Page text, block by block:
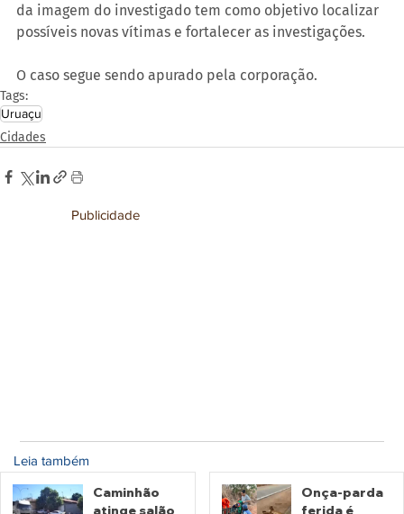
da imagem do investigado tem como objetivo localizar
possíveis novas vítimas e fortalecer as investigações.
O caso segue sendo apurado pela corporação.
Tags:
Uruaçu
Cidades
Publicidade
Leia também
Caminhão
atinge salão
Onça-parda
ferida é